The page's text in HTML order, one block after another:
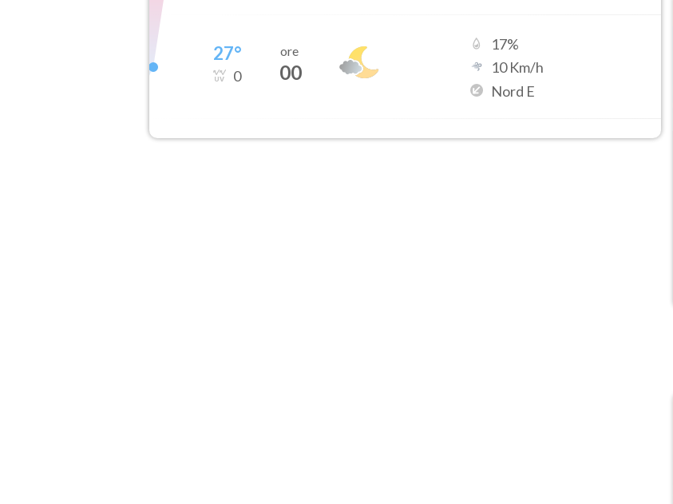
27°
0
ore
00
17%
10Km/h
Nord E